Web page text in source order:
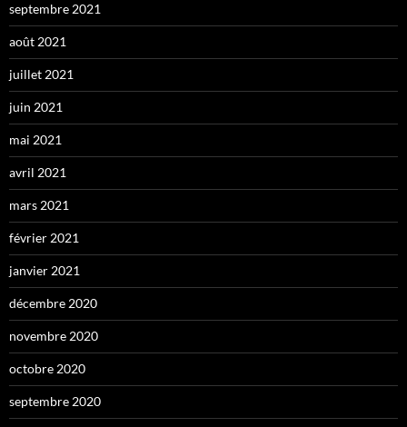
septembre 2021
août 2021
juillet 2021
juin 2021
mai 2021
avril 2021
mars 2021
février 2021
janvier 2021
décembre 2020
novembre 2020
octobre 2020
septembre 2020